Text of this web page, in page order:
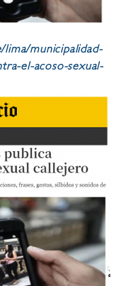
lima/municipalidad-
el-acoso-sexual-